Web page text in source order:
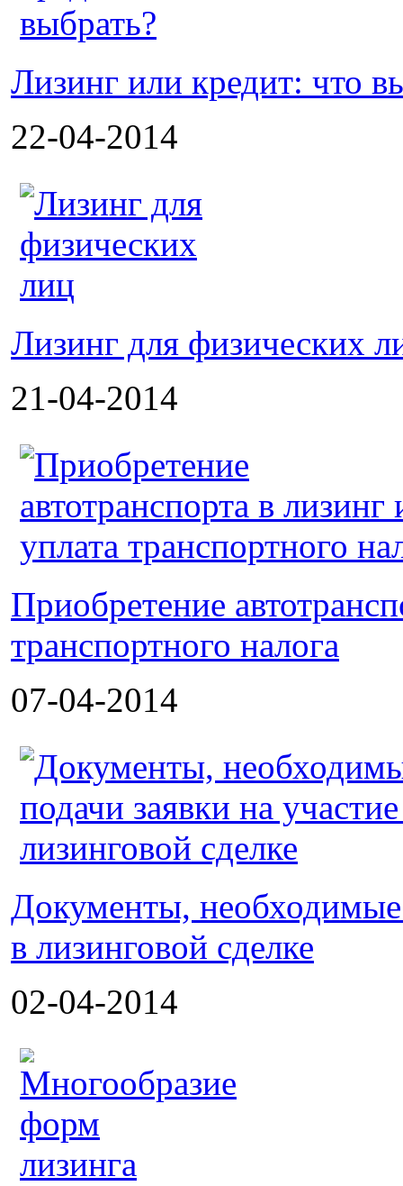
Лизинг или кредит: что
22-04-2014
Лизинг для физических
21-04-2014
Приобретение
транспортного налога
07-04-2014
Документы, необходимые
в лизинговой сделке
02-04-2014